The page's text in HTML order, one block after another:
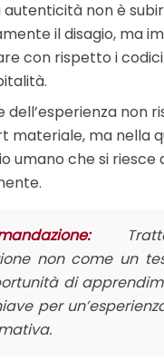
autenticità non è
il disagio, ma
con rispetto i
dell’esperienza non
materiale, ma nella
umano che si riesce
non come un
di
per